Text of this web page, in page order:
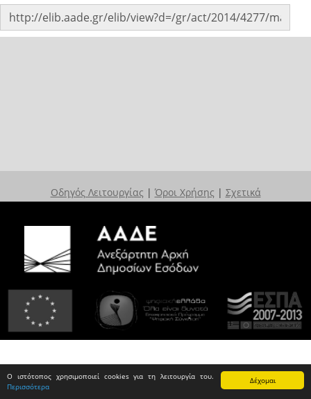
Δέχομαι
Ο ιστότοπος χρησιμοποιεί cookies για τη λειτουργία του.
Περισσότερα
Οδηγός Λειτουργίας | Όροι Χρήσης | Σχετικά